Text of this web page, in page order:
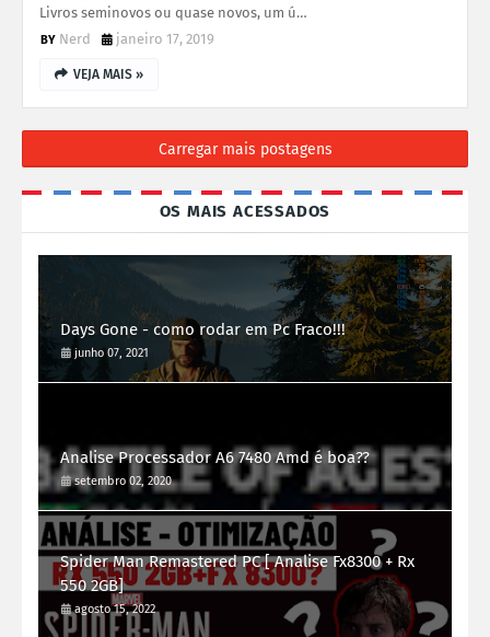
Livros seminovos ou quase novos, um ú…
Nerd
janeiro 17, 2019
VEJA MAIS »
Carregar mais postagens
OS MAIS ACESSADOS
Days Gone - como rodar em Pc Fraco!!!
junho 07, 2021
Analise Processador A6 7480 Amd é boa??
setembro 02, 2020
Spider Man Remastered PC [ Analise Fx8300 + Rx
550 2GB]
agosto 15, 2022